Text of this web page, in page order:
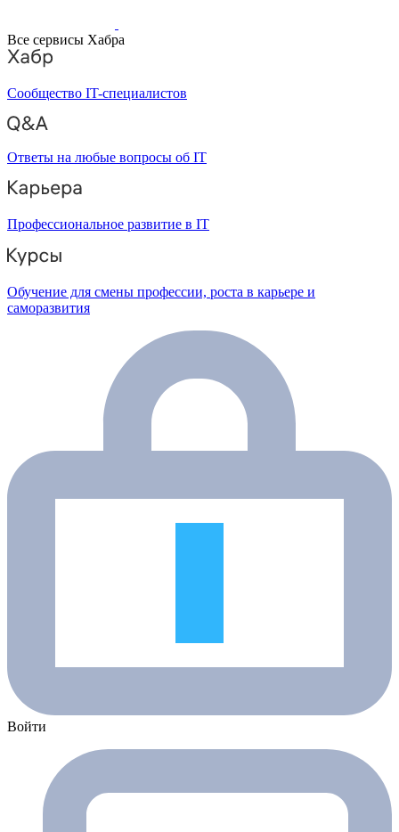
Все сервисы Хабра
Сообщество IT-специалистов
Ответы на любые вопросы об IT
Профессиональное развитие в IT
Обучение для смены профессии, роста в карьере и
саморазвития
Войти